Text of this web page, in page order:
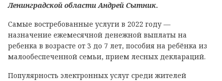
Ленинградской области Андрей Сытник.
Самые востребованные услуги в 2022 году —
назначение ежемесячной денежной выплаты на
ребенка в возрасте от 3 до 7 лет, пособия на ребёнка из
малообеспеченной семьи, прием лесных деклараций.
Популярность электронных услуг среди жителей